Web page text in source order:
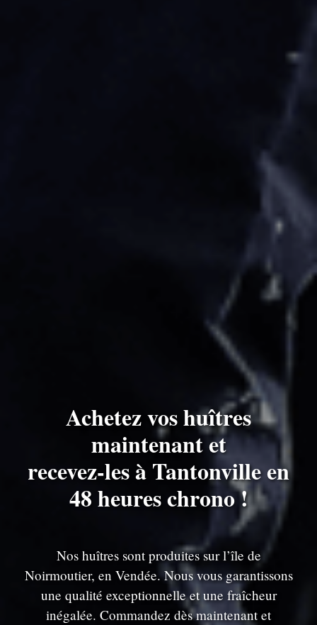
Achetez vos huîtres
maintenant et
recevez-les à Tantonville en
48 heures chrono !
Nos huîtres sont produites sur l’île de
Noirmoutier, en Vendée. Nous vous garantissons
une qualité exceptionnelle et une fraîcheur
inégalée. Commandez dès maintenant et